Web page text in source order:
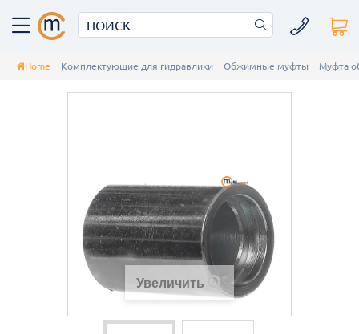
Home Комплектующие для гидравлики Обжимные муфты Муфта
Увеличить